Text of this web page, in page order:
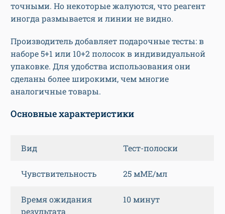
точными. Но некоторые жалуются, что реагент
иногда размывается и линии не видно.
Производитель добавляет подарочные тесты: в
наборе 5+1 или 10+2 полосок в индивидуальной
упаковке. Для удобства использования они
сделаны более широкими, чем многие
аналогичные товары.
Основные характеристики
Вид Тест-полоски
Чувствительность 25 мМЕ/мл
Время ожидания
результата
10 минут